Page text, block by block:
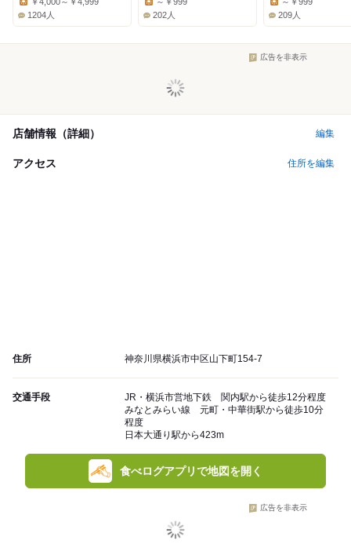
1204人
202人
209人
広告を非表示
店舗情報（詳細） 編集
アクセス 住所を編集
住所 神奈川県横浜市中区山下町154-7
交通手段
JR・横浜市営地下鉄 関内駅から徒歩12分程度
みなとみらい線 元町・中華街駅から徒歩10分
程度
日本大通り駅から423m
食べログアプリで地図を開く
広告を非表示